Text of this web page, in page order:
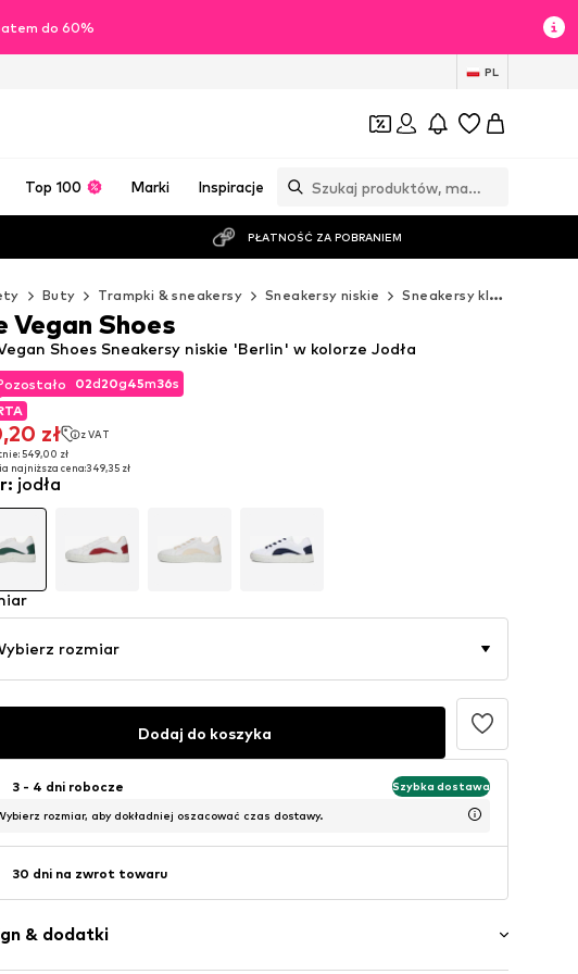
do 60%
PL
Top 100 Marki Inspiracje
PŁATNOŚĆ ZA POBRANIEM
Buty Trampki & sneakersy Sneakersy niskie Sneakersy klasyczne
02d20g45m35s
zł
z VAT
549,00 zł
najniższa cena:349,35 zł
02d20g45m35s
zł
549,00 zł
najniższa cena:
Shoes Sneakersy niskie 'Berlin' w kolorze Jodła
Vegan Shoes
: jodła
rozmiar
Dodaj do koszyka
3 - 4 dni robocze Szybka dostawa
rozmiar, aby dokładniej oszacować czas dostawy.
30 dni na zwrot towaru
& dodatki